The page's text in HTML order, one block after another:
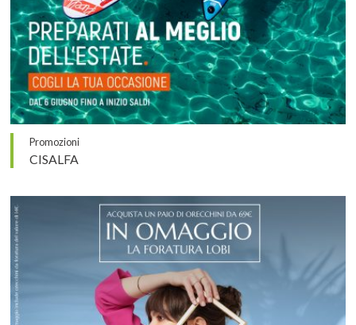
Promozioni
CISALFA